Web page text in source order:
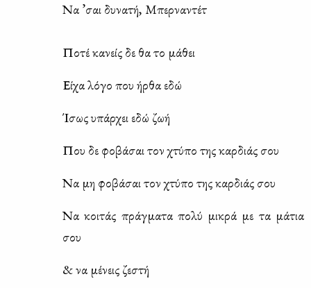
Να ’σαι δυ­να­τή, Μπερ­να­ντέτ
Πο­τέ κα­νείς δε θα το μά­θει
Εί­χα λό­γο που ήρ­θα εδώ
Ίσως υπάρ­χει εδώ ζωή
Που δε φο­βά­σαι τον χτύ­πο της καρ­διάς σου
Να μη φο­βά­σαι τον χτύ­πο της καρ­διάς σου
Να κοι­τάς πράγ­μα­τα πο­λύ μι­κρά με τα μά­τια
σου
& να μέ­νεις ζε­στή